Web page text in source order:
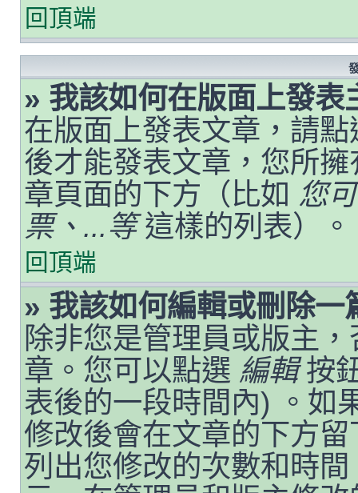
回頂端
» 我該如何在版面上發表
在版面上發表文章，請
後才能發表文章，您所
章頁面的下方（比如 您
票、...等這樣的列表）。
回頂端
» 我該如何編輯或刪除一
除非您是管理員或版主
章。您可以點選 編輯按
表後的一段時間內) 。如
修改後會在文章的下方
列出您修改的次數和時